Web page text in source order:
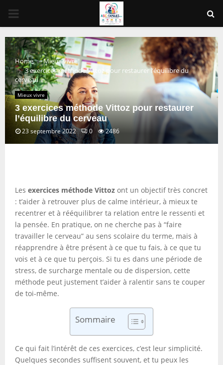
PRIMARY
MENU
Home
Mieux vivre
3 exercices méthode Vittoz pour restaurer l’équilibre du
cerveau
Mieux vivre
3 exercices méthode Vittoz pour restaurer
l’équilibre du cerveau
23 septembre 2022 0 2486
Les exercices méthode Vittoz ont un objectif très concret
: t’aider à retrouver plus de calme intérieur, à mieux te
recentrer et à rééquilibrer ta relation entre le ressenti et
la pensée. En pratique, on ne cherche pas à “faire
travailler le cerveau” au sens scolaire du terme, mais à
réapprendre à être présent à ce que tu fais, à ce que tu
vois et à ce que tu perçois. Si tu es dans une période de
stress, de surcharge mentale ou de dispersion, cette
méthode peut justement t’aider à ralentir sans te couper
de toi-même.
Sommaire
Ce qui fait l’intérêt de ces exercices, c’est leur simplicité.
Quelques secondes suffisent souvent, et tu peux les